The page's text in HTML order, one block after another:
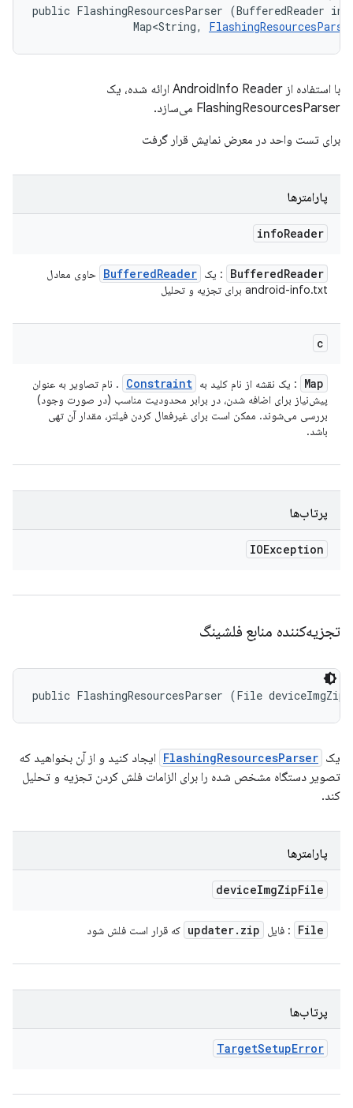
public FlashingResourcesParser (BufferedReader
                Map<String,
با استفاده از AndroidInfo Reader ارائه شده، یک
FlashingResourcesParser می‌سازد.
برای تست واحد در معرض نمایش قرار گرفت
پارامترها
infoReader
BufferedReader : یک BufferedReader
حاوی معادل
android-info.txt برای تجزیه و تحلیل
c
Map : یک نقشه از نام کلید به Constraint
. نام تصاویر به عنوان
پیش‌نیاز برای اضافه شدن، در برابر محدودیت مناسب (در صورت وجود)
بررسی می‌شوند. ممکن است برای غیرفعال کردن فیلتر، مقدار آن تهی
باشد.
پرتاب‌ها
IOException
تجزیه‌کننده منابع فلشینگ
public FlashingResourcesParser (File
یک FlashingResourcesParser ایجاد کنید و از آن بخواهید که
تصویر دستگاه مشخص شده را برای الزامات فلش کردن تجزیه و تحلیل
کند.
پارامترها
deviceImgZipFile
File : فایل updater. zip که قرار است فلش شود
پرتاب‌ها
TargetSetupError